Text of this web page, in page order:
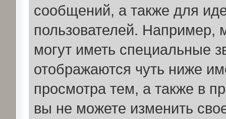
сообщений, а также для
пользователей. Например,
могут иметь специальные
отображаются чуть ниже
просмотра тем, а также в
вы не можете изменить